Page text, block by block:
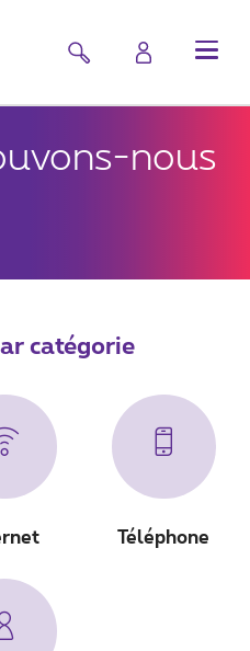
nous
catégorie
Téléphone